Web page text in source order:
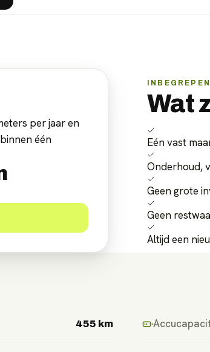
per jaar en
één
INBEGREPEN
Wat
Eén vast
Onderhoud,
Geen grote
Geen
Altijd een
455 km